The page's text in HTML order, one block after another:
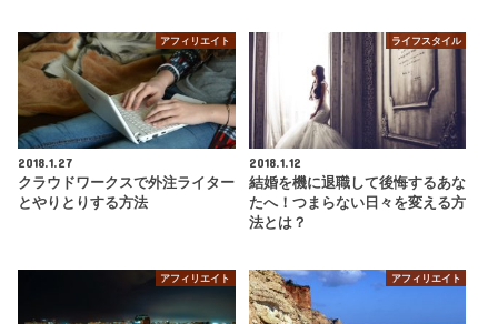
アフィリエイト
2018.1.27
クラウドワークスで外注ライター
とやりとりする方法
ライフスタイル
2018.1.12
結婚を機に退職して後悔するあな
たへ！つまらない日々を変える方
法とは？
アフィリエイト アフィリエイト